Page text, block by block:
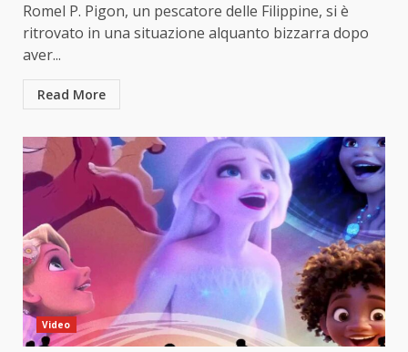
Romel P. Pigon, un pescatore delle Filippine, si è
ritrovato in una situazione alquanto bizzarra dopo
aver...
Read More
Video